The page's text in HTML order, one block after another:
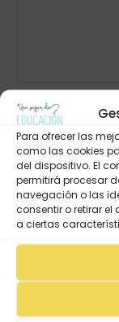
Para ofrecer las
como las cookies
del dispositivo. El
permitirá procesar
navegación o las
consentir o retirar
a ciertas